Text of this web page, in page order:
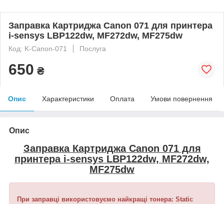
Заправка Картриджа Canon 071 для принтера
i-sensys LBP122dw, MF272dw, MF275dw
Код: K-Canon-071 Послуга
650 ₴
Опис Характеристики Оплата Умови повернення
Опис
Заправка Картриджа Canon 071 для
принтера i-sensys LBP122dw, MF272dw,
MF275dw
При заправці використовуємо найкращі тонера: Static